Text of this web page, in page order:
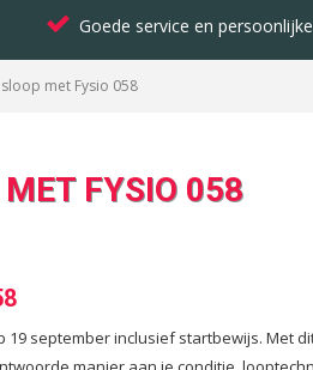
Goede service en
met Fysio 058
FYSIO 058
september inclusief startbewijs. Met